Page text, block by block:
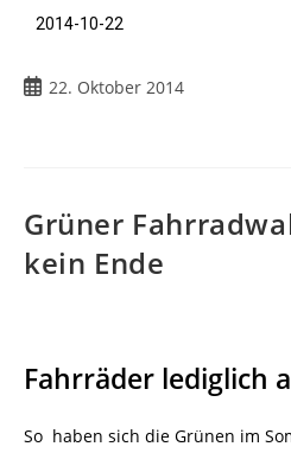
2014-10-22
22. Oktober 2014
Grüner
kein Ende
Fahrräder lediglich
So haben sich die Grünen im